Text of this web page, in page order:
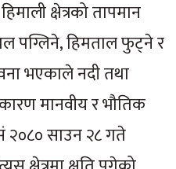
क्षेत्रको तापमान
पग्लिने, हिमताल फुट्ने र
भएकाले नदी तथा
मानवीय र भौतिक
२०८० साउन २८ गते